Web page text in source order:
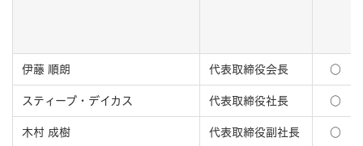
伊藤 順朗 代表取締役会長 ○
スティーブ・デイカス 代表取締役社長 ○
木村 成樹 代表取締役副社長 ○